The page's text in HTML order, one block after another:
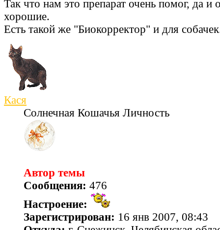
Так что нам это препарат очень помог, да и
хорошие.
Есть такой же "Биокорректор" и для
Кася
Солнечная Кошачья Личность
Автор темы
Сообщения: 476
Настроение:
Зарегистрирован: 16 янв 2007, 08:43